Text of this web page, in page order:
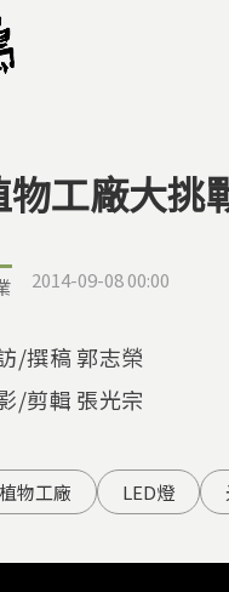
這裡
物工廠大挑
2014-09-08 00:00
/撰稿 郭志榮
/剪輯 張光宗
植物工廠 LED燈